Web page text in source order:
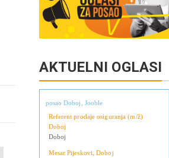
AKTUELNI OGLASI
posao Doboj, Jooble
Referent prodaje osiguranja (m/ž)
Doboj
Doboj
Mesar Pijeskovi, Doboj